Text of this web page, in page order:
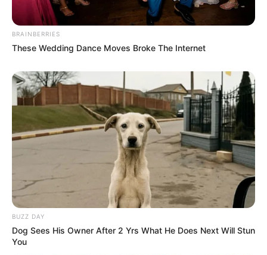
BRAINBERRIES
These Wedding Dance Moves Broke The Internet
BUZZ DAY
Dog Sees His Owner After 2 Yrs What He Does Next Will Stun
You